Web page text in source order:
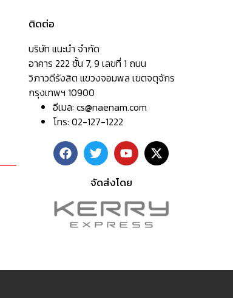
ติดต่อ
บริษัท แนะนำ จำกัด
อาคาร 222 ชั้น 7, 9 เลขที่ 1 ถนน
วิภาวดีรังสิต แขวงจอมพล เขตจตุจักร
กรุงเทพฯ 10900
อีเมล: cs@naenam.com
โทร: 02-127-1222
จัดส่งโดย